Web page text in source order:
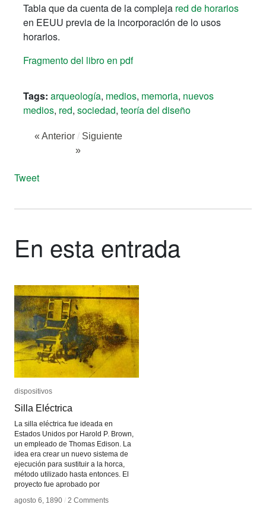
Tabla que da cuenta de la compleja red de horarios
en EEUU previa de la incorporación de lo usos
horarios.
Fragmento del libro en pdf
Tags: arqueología, medios, memoria, nuevos
medios, red, sociedad, teoría del diseño
« Anterior / Siguiente
»
Tweet
En esta entrada
dispositivos
Silla Eléctrica
La silla eléctrica fue ideada en
Estados Unidos por Harold P. Brown,
un empleado de Thomas Edison. La
idea era crear un nuevo sistema de
ejecución para sustituir a la horca,
método utilizado hasta entonces. El
proyecto fue aprobado por
agosto 6, 1890 / 2 Comments
dispositivos
Silla Eléctrica
agosto 6, 1890 / 2 Comments